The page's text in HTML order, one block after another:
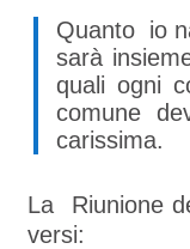
Quanto io
sarà
quali ogni
comune
carissima.
La Riunione
versi: